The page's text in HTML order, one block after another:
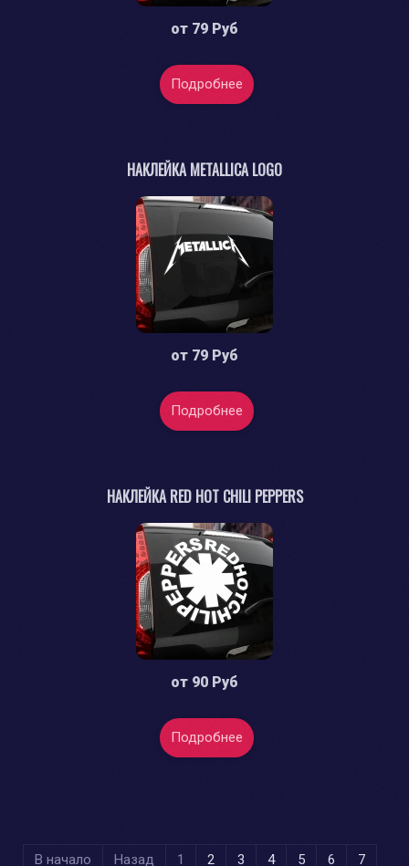
от 79 Руб
Подробнее
НАКЛЕЙКА METALLICA LOGO
от 79 Руб
Подробнее
НАКЛЕЙКА RED HOT CHILI PEPPERS
от 90 Руб
Подробнее
В начало Назад 1 2 3 4 5 6 7